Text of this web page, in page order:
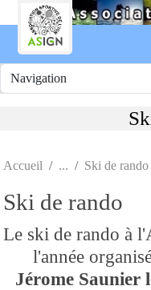
Accueil Ski de rando
Ski de rando
Le ski de rando à
l'année
Jérome Saunier
Panneau de gestion des